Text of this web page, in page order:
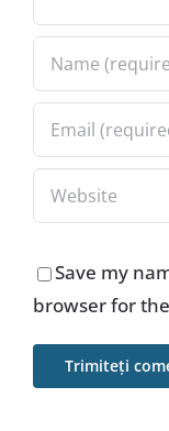
Save my
browser for